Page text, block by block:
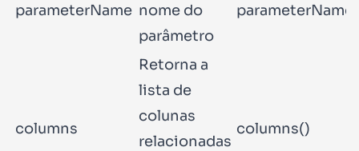
parameterName nome do
parâmetro
columns
Retorna a
lista de
colunas
relacionadas
columns()